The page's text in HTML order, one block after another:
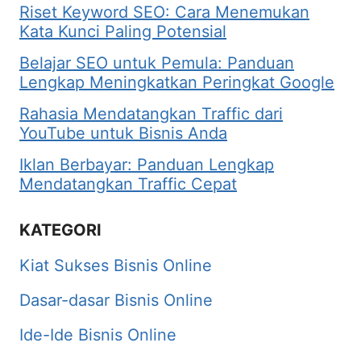
Riset Keyword SEO: Cara Menemukan
Kata Kunci Paling Potensial
Belajar SEO untuk Pemula: Panduan
Lengkap Meningkatkan Peringkat Google
Rahasia Mendatangkan Traffic dari
YouTube untuk Bisnis Anda
Iklan Berbayar: Panduan Lengkap
Mendatangkan Traffic Cepat
KATEGORI
Kiat Sukses Bisnis Online
Dasar-dasar Bisnis Online
Ide-Ide Bisnis Online